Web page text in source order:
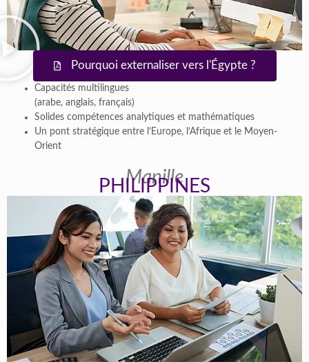
Pourquoi externaliser vers l'Égypte ?
Capacités multilingues
(arabe, anglais, français)
Solides compétences analytiques et mathématiques
Un pont stratégique entre l’Europe, l’Afrique et le Moyen-
Orient
Manille
PHILIPPINES